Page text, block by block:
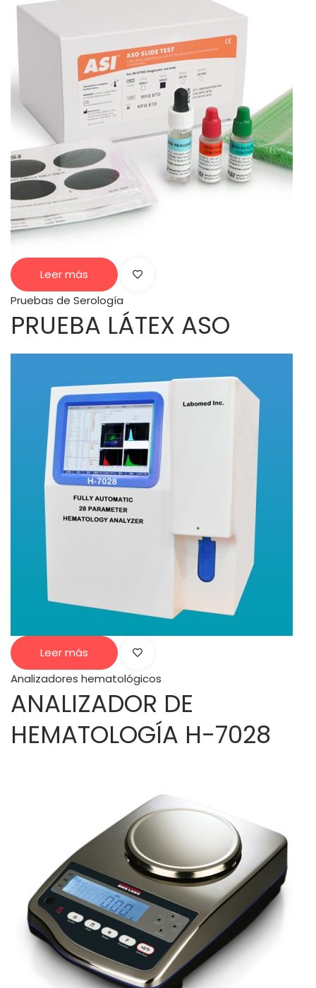
Leer más
Pruebas de Serología
PRUEBA LÁTEX ASO
Leer más
Analizadores hematológicos
ANALIZADOR DE
HEMATOLOGÍA H-7028